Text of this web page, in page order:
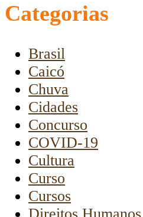
Categorias
Brasil
Caicó
Chuva
Cidades
Concurso
COVID-19
Cultura
Curso
Cursos